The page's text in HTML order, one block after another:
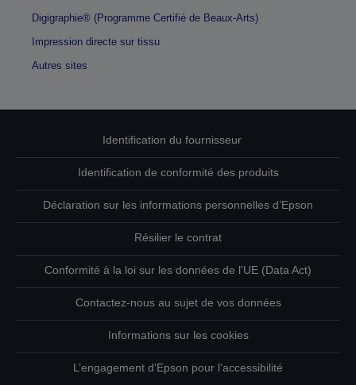
Digigraphie® (Programme Certifié de Beaux-Arts)
Impression directe sur tissu
Autres sites
Identification du fournisseur
Identification de conformité des produits
Déclaration sur les informations personnelles d’Epson
Résilier le contrat
Conformité à la loi sur les données de l'UE (Data Act)
Contactez-nous au sujet de vos données
Informations sur les cookies
L’engagement d’Epson pour l’accessibilité